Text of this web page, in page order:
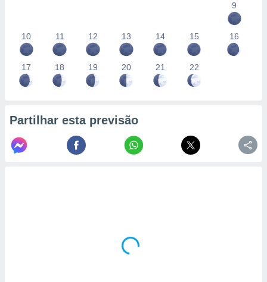
9
10 11 12 13 14 15 16
17 18 19 20 21 22
Partilhar esta previsão